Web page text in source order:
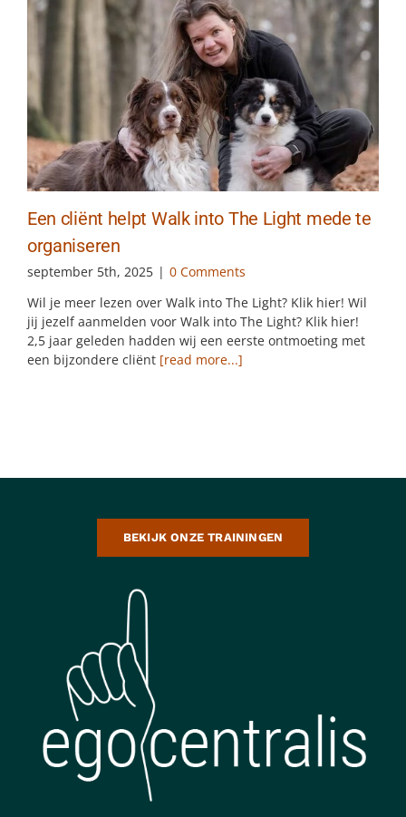
Een cliënt helpt Walk into The Light mede te
organiseren
september 5th, 2025 | 0 Comments
Wil je meer lezen over Walk into The Light? Klik hier! Wil
jij jezelf aanmelden voor Walk into The Light? Klik hier!
2,5 jaar geleden hadden wij een eerste ontmoeting met
een bijzondere cliënt [read more...]
BEKIJK ONZE TRAININGEN